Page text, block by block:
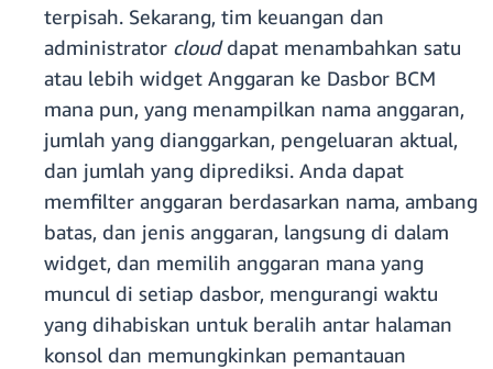
terpisah. Sekarang, tim keuangan dan
administrator clouddapat menambahkan satu
atau lebih widget Anggaran ke Dasbor BCM
mana pun, yang menampilkan nama anggaran,
jumlah yang dianggarkan, pengeluaran aktual,
dan jumlah yang diprediksi. Anda dapat
memfilter anggaran berdasarkan nama, ambang
batas, dan jenis anggaran, langsung di dalam
widget, dan memilih anggaran mana yang
muncul di setiap dasbor, mengurangi waktu
yang dihabiskan untuk beralih antar halaman
konsol dan memungkinkan pemantauan